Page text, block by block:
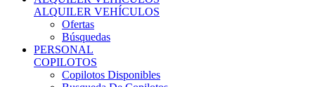
Ofertas
Búsquedas
PERSONAL
COPILOTOS
Copilotos Disponibles
Busqueda De Copilotos
MECANICOS